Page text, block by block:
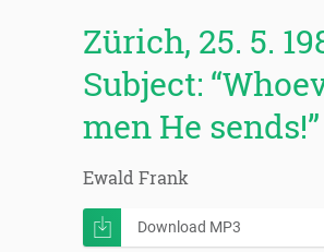
Zürich, 25. 5.
Subject:
men He sends!”
Ewald Frank
Download MP3